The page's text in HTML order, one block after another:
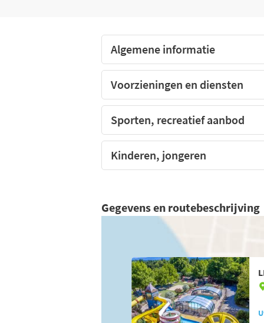
Speeltuin voor de kinderen
Algemene informatie
Voorzieningen en diensten
Sporten, recreatief aanbod
Kinderen, jongeren
Gegevens en routebeschrijving